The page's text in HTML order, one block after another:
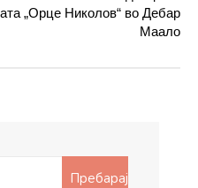
„Орце Николов“ во Дебар
Маало
Пребарај